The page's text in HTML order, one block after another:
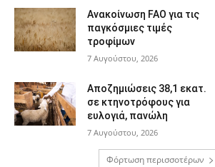
Ανακοίνωση FAO για τις
παγκόσμιες τιμές
τροφίμων
7 Αυγούστου, 2026
Αποζημιώσεις 38,1 εκατ.
σε κτηνοτρόφους για
ευλογιά, πανώλη
7 Αυγούστου, 2026
Φόρτωση περισσοτέρων